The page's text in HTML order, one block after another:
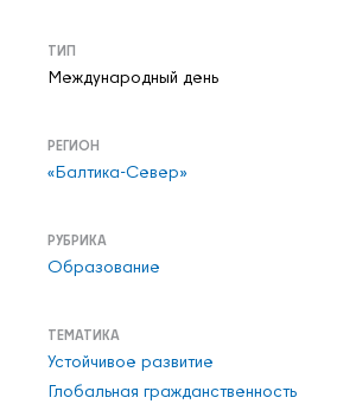
ТИП
Международный день
РЕГИОН
«Балтика-Север»
РУБРИКА
Образование
ТЕМАТИКА
Устойчивое развитие
Глобальная гражданственность